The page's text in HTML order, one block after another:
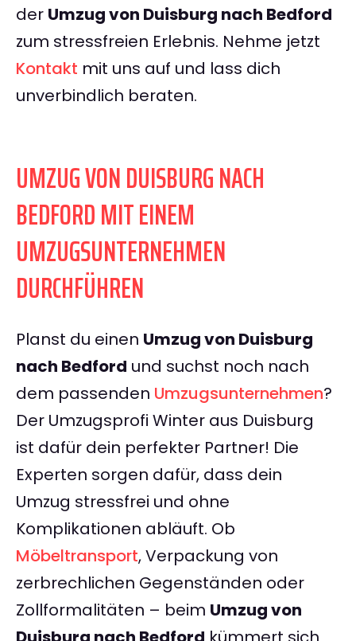
der Umzug von Duisburg nach Bedford
zum stressfreien Erlebnis. Nehme jetzt
Kontakt mit uns auf und lass dich
unverbindlich beraten.
UMZUG VON DUISBURG NACH
BEDFORD MIT EINEM
UMZUGSUNTERNEHMEN
DURCHFÜHREN
Planst du einen Umzug von Duisburg
nach Bedford und suchst noch nach
dem passenden Umzugsunternehmen?
Der Umzugsprofi Winter aus Duisburg
ist dafür dein perfekter Partner! Die
Experten sorgen dafür, dass dein
Umzug stressfrei und ohne
Komplikationen abläuft. Ob
Möbeltransport, Verpackung von
zerbrechlichen Gegenständen oder
Zollformalitäten – beim Umzug von